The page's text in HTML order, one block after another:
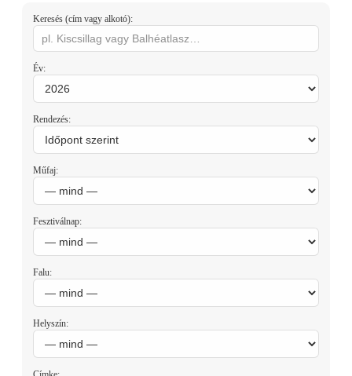
Keresés (cím vagy alkotó):
Év:
Rendezés:
Műfaj:
Fesztiválnap:
Falu:
Helyszín: